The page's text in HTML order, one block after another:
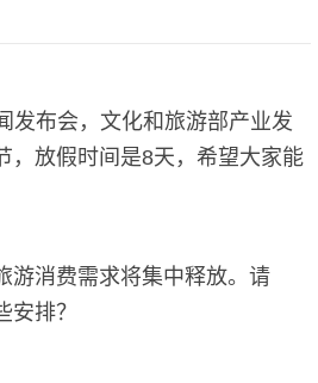
布会，文化和旅游部产业发
，放假时间是8天，希望大家能
消费需求将集中释放。请
排？